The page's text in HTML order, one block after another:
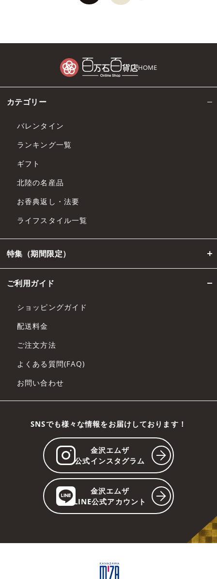
HOME
カテゴリー
バレンタイン
ランキング一覧
ギフト
北陸の名産品
お香典返し・法要
ライフスタイル一覧
特集（期間限定）
ご利用ガイド
ショッピングガイド
配送料金
ご注文方法
よくある質問(FAQ)
お問い合わせ
SNSでも様々な情報をお届けしております！
金沢エムザ
公式インスタグラム
金沢エムザ
LINE公式アカウント